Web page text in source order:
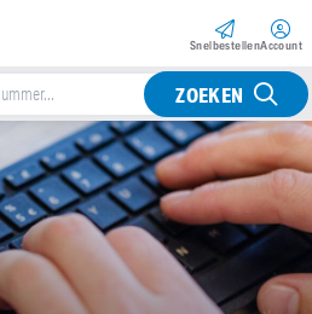
Snel­bestellenAccount
ZOEKEN